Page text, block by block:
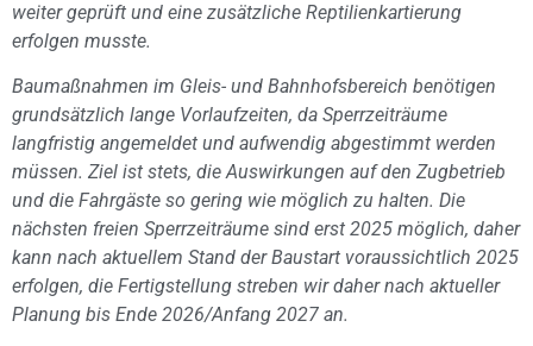
weiter geprüft und eine zusätzliche Reptilienkartierung
erfolgen musste.
Baumaßnahmen im Gleis- und Bahnhofsbereich benötigen
grundsätzlich lange Vorlaufzeiten, da Sperrzeiträume
langfristig angemeldet und aufwendig abgestimmt werden
müssen. Ziel ist stets, die Auswirkungen auf den Zugbetrieb
und die Fahrgäste so gering wie möglich zu halten. Die
nächsten freien Sperrzeiträume sind erst 2025 möglich, daher
kann nach aktuellem Stand der Baustart voraussichtlich 2025
erfolgen, die Fertigstellung streben wir daher nach aktueller
Planung bis Ende 2026/Anfang 2027 an.